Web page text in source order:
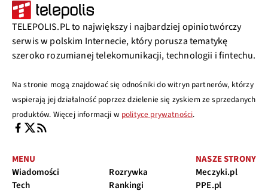
TELEPOLIS.PL to największy i najbardziej opiniotwórczy
serwis w polskim Internecie, który porusza tematykę
szeroko rozumianej telekomunikacji, technologii i fintechu.
Na stronie mogą znajdować się odnośniki do witryn partnerów, którzy
wspierają jej działalność poprzez dzielenie się zyskiem ze sprzedanych
produktów. Więcej informacji w polityce prywatności.
MENU
Wiadomości
Tech
Rozrywka
Rankingi
NASZE STRONY
Meczyki.pl
PPE.pl